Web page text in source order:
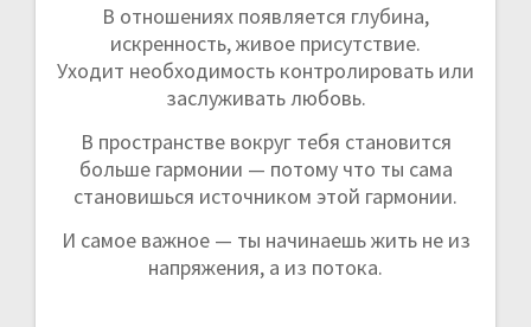
В отношениях появляется глубина,
искренность, живое присутствие.
Уходит необходимость контролировать или
заслуживать любовь.
В пространстве вокруг тебя становится
больше гармонии — потому что ты сама
становишься источником этой гармонии.
И самое важное — ты начинаешь жить не из
напряжения, а из потока.